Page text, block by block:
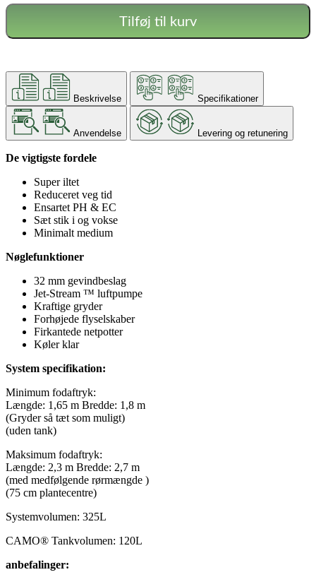
Tilføj til kurv
Beskrivelse Specifikationer
Anvendelse Levering og retunering
De vigtigste fordele
Super iltet
Reduceret veg tid
Ensartet PH & EC
Sæt stik i og vokse
Minimalt medium
Nøglefunktioner
32 mm gevindbeslag
Jet-Stream ™ luftpumpe
Kraftige gryder
Forhøjede flyselskaber
Firkantede netpotter
Køler klar
System specifikation:
Minimum fodaftryk:
Længde: 1,65 m Bredde: 1,8 m
(Gryder så tæt som muligt)
(uden tank)
Maksimum fodaftryk:
Længde: 2,3 m Bredde: 2,7 m
(med medfølgende rørmængde )
(75 cm plantecentre)
Systemvolumen: 325L
CAMO® Tankvolumen: 120L
anbefalinger: